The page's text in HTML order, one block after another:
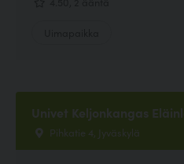
Univet Keljonkangas
Pihkatie 4, Jyväskylä